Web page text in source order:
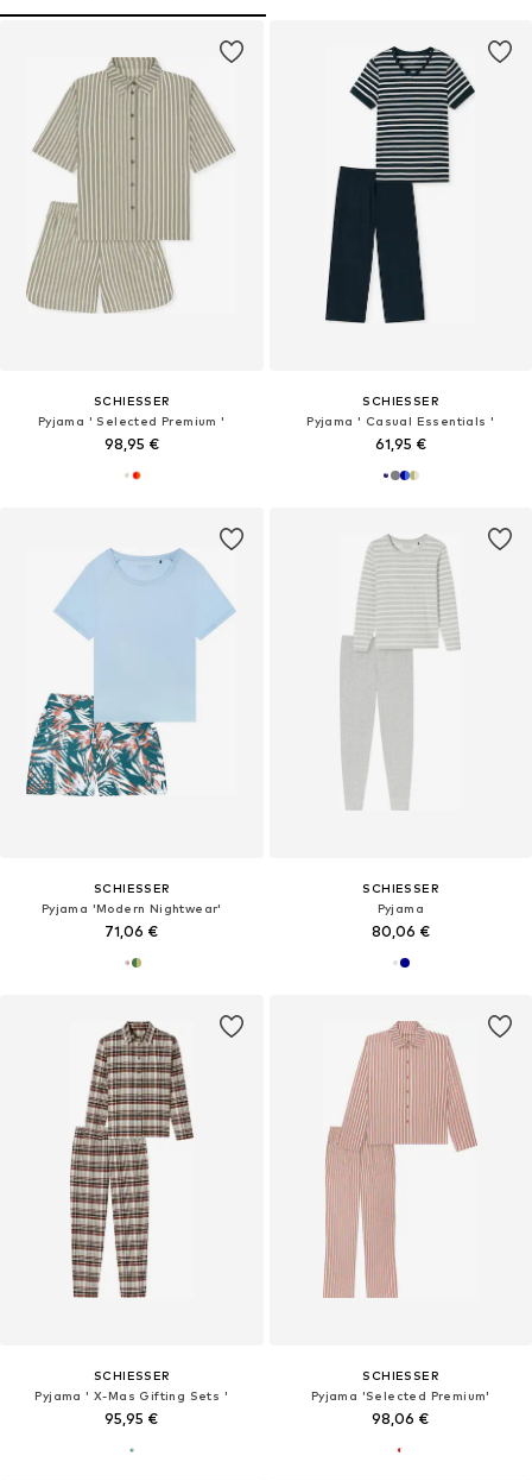
SCHIESSER
Pyjama ' Selected Premium '
98,95 €
SCHIESSER
Pyjama ' Casual Essentials '
61,95 €
SCHIESSER
Pyjama 'Modern Nightwear'
71,06 €
SCHIESSER
Pyjama
80,06 €
SCHIESSER
Pyjama ' X-Mas Gifting Sets '
95,95 €
SCHIESSER
Pyjama 'Selected Premium'
98,06 €